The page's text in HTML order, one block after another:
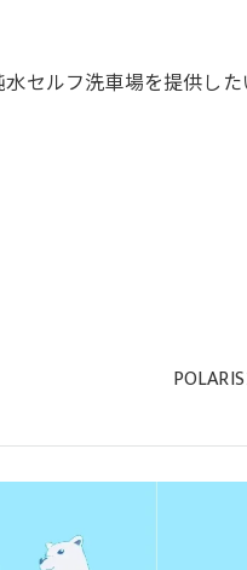
セルフ洗車場を提供し